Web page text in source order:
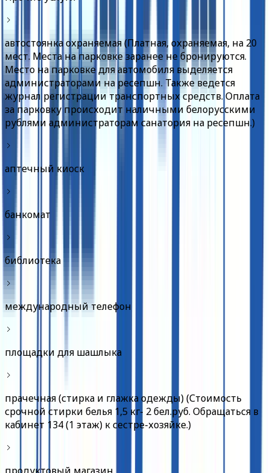
автостоянка охраняемая (Платная, охраняемая, на 20
мест. Места на парковке заранее не бронируются.
Место на парковке для автомобиля выделяется
администраторами на ресепшн. Также ведется
журнал регистрации транспортных средств. Оплата
за парковку происходит наличными белорусскими
рублями администраторам санатория на ресепшн.)
аптечный киоск
банкомат
библиотека
международный телефон
площадки для шашлыка
прачечная (стирка и глажка одежды) (Стоимость
срочной стирки белья 1,5 кг- 2 бел.руб. Обращаться в
кабинет 134 (1 этаж) к сестре-хозяйке.)